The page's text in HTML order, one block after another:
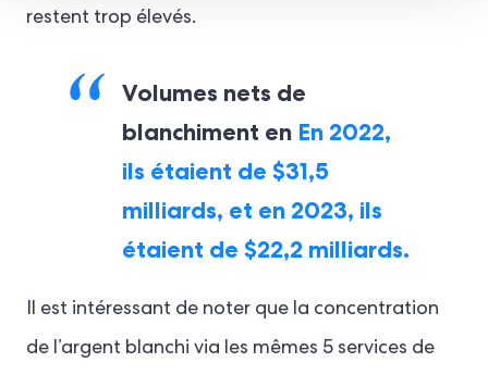
restent trop élevés.
Volumes nets de
blanchiment en En 2022,
ils étaient de $31,5
milliards, et en 2023, ils
étaient de $22,2 milliards.
Il est intéressant de noter que la concentration
de l’argent blanchi via les mêmes 5 services de